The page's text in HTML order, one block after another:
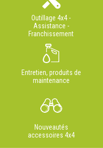
Outillage 4x4 -
Assistance -
Franchissement
Entretien, produits de
maintenance
Nouveautés
accessoires 4x4